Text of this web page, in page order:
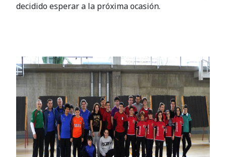
decidido esperar a la próxima ocasión.